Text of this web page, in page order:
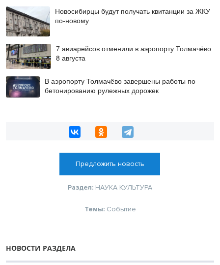
Новосибирцы будут получать квитанции за ЖКУ
по-новому
7 авиарейсов отменили в аэропорту Толмачёво
8 августа
В аэропорту Толмачёво завершены работы по
бетонированию рулежных дорожек
Предложить новость
Раздел: НАУКА КУЛЬТУРА
Темы: Событие
НОВОСТИ РАЗДЕЛА